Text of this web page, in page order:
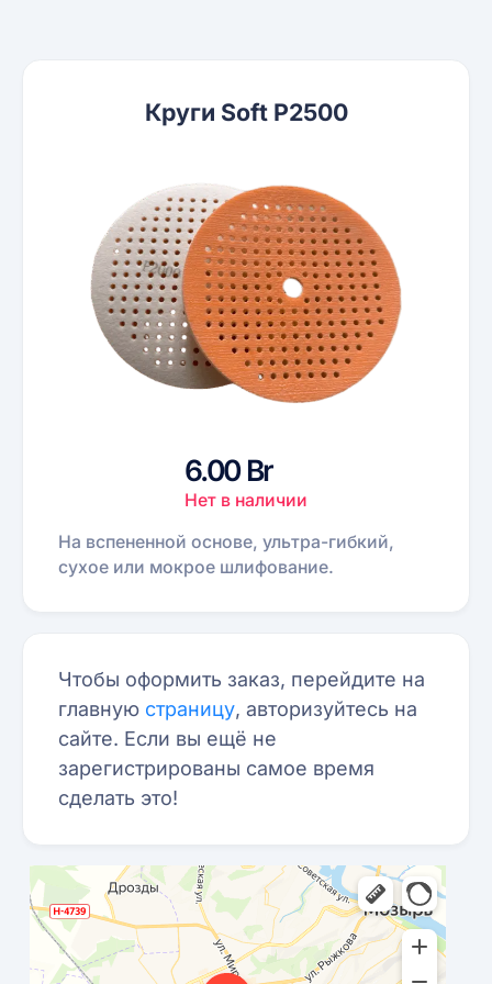
Круги Soft P2500
6.00 Br
Нет в наличии
На вспененной основе, ультра-гибкий,
сухое или мокрое шлифование.
Чтобы оформить заказ, перейдите на
главную страницу, авторизуйтесь на
сайте. Если вы ещё не
зарегистрированы самое время
сделать это!